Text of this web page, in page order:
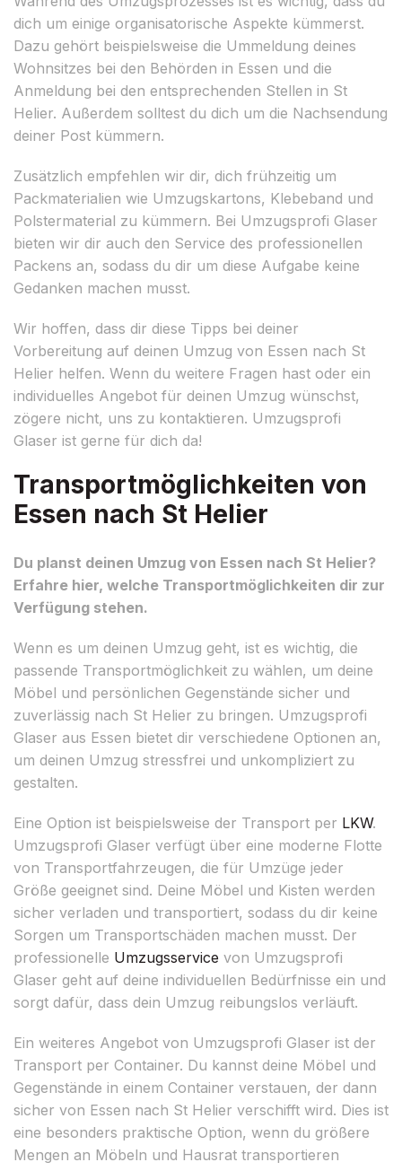
dich um einige organisatorische Aspekte kümmerst.
Dazu gehört beispielsweise die Ummeldung deines
Wohnsitzes bei den Behörden in Essen und die
Anmeldung bei den entsprechenden Stellen in St
Helier. Außerdem solltest du dich um die Nachsendung
deiner Post kümmern.
Zusätzlich empfehlen wir dir, dich frühzeitig um
Packmaterialien wie Umzugskartons, Klebeband und
Polstermaterial zu kümmern. Bei Umzugsprofi Glaser
bieten wir dir auch den Service des professionellen
Packens an, sodass du dir um diese Aufgabe keine
Gedanken machen musst.
Wir hoffen, dass dir diese Tipps bei deiner
Vorbereitung auf deinen Umzug von Essen nach St
Helier helfen. Wenn du weitere Fragen hast oder ein
individuelles Angebot für deinen Umzug wünschst,
zögere nicht, uns zu kontaktieren. Umzugsprofi
Glaser ist gerne für dich da!
Transportmöglichkeiten von
Essen nach St Helier
Du planst deinen Umzug von Essen nach St Helier?
Erfahre hier, welche Transportmöglichkeiten dir zur
Verfügung stehen.
Wenn es um deinen Umzug geht, ist es wichtig, die
passende Transportmöglichkeit zu wählen, um deine
Möbel und persönlichen Gegenstände sicher und
zuverlässig nach St Helier zu bringen. Umzugsprofi
Glaser aus Essen bietet dir verschiedene Optionen an,
um deinen Umzug stressfrei und unkompliziert zu
gestalten.
Eine Option ist beispielsweise der Transport per LKW.
Umzugsprofi Glaser verfügt über eine moderne Flotte
von Transportfahrzeugen, die für Umzüge jeder
Größe geeignet sind. Deine Möbel und Kisten werden
sicher verladen und transportiert, sodass du dir keine
Sorgen um Transportschäden machen musst. Der
professionelle Umzugsservice von Umzugsprofi
Glaser geht auf deine individuellen Bedürfnisse ein und
sorgt dafür, dass dein Umzug reibungslos verläuft.
Ein weiteres Angebot von Umzugsprofi Glaser ist der
Transport per Container. Du kannst deine Möbel und
Gegenstände in einem Container verstauen, der dann
sicher von Essen nach St Helier verschifft wird. Dies ist
eine besonders praktische Option, wenn du größere
Mengen an Möbeln und Hausrat transportieren